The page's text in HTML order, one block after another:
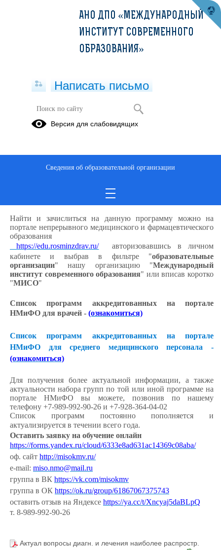
Актуальные вопросы диагностики и
лиц пожилого и старческого
возраста (36ч)
Описание образовательной программы
Найти и зачислиться на данную программу можно на
портале непрерывного медицинского и фармацевтического
образования
https://edu.rosminzdrav.ru/авторизовавшись в личном
кабинете и выбрав в фильтре "образовательные
организации" нашу организацию "Международный
институт современного образования" или вписав коротко
"МИСО"
Список программ аккредитованных на портале
НМиФО для врачей - (ознакомиться)
Список программ аккредитованных на портале
НМиФО для среднего медицинского персонала -
(ознакомиться)
Для получения более актуальной информации, а также
актуальности набора групп по той или иной программе на
портале НМиФО вы можете, позвонив по нашему
телефону +7-989-992-90-26 и +7-928-364-04-02
Список программ постоянно пополняется и
актуализируется в течении всего года.
Оставить заявку на обучение онлайн
https://forms.yandex.ru/cloud/6333e8ad631ac14369c08aba/
оф. сайт http://misokmv.ru/
e-mail: miso.nmo@mail.ru
группа в ВК https://vk.com/misokmv
группа в ОК https://ok.ru/group/61867067375743
оставить отзыв на Яндексе https://ya.cc/t/Xncyaj5daBLpQ
т. 8-989-992-90-26
Актуал вопросы диагн. и лечения наиболее распростр.
АНО ДПО «МЕЖДУНАРОДНЫЙ
ИНСТИТУТ СОВРЕМЕННОГО
ОБРАЗОВАНИЯ»
Написать письмо
Версия для слабовидящих
Сведения об образовательной организации